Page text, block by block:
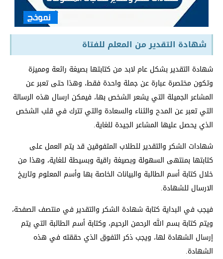
شهادة التقدير من المعلم للفتاة
شهادة التقدير بشكل عام لابد من كتابتها بصيغة رائعة ومميزة
وتكون مختصرة عبارة عن جملة واحدة فقط، وهذا حتى تعبر عن
المشاعر الجميلة التي يشعر الشخص بها، فيمكن ارسال هذه الرسالة
التي تعبر عن المدح والثناء والسعادة والتي تترك في قلب الشخص
الذي يحصل عليها المشاعر الجيدة للغاية.
شهادات الشكر والتقدير للطلاب المتفوقين قد يتم العمل على
كتابتها بمنتهى السهولة وبصيغة راقية وبسيطة للغاية، وهذا من
خلال كتابة أسم الطالبة والبيانات الخاصة بها وأسم المعلوم وتاريخ
الارسال للشهادة.
فيجب في البداية كتابة شهادة الشكر والتقدير في منتصف الصفحة،
ويتم كتابة بسم الله الرحمن الرحيم، وكتابة أسم الطالبة التي يتم
إرسال الشهادة لها، ويجب ذكر التفوق الذي حققته في هذه
الشهادة.